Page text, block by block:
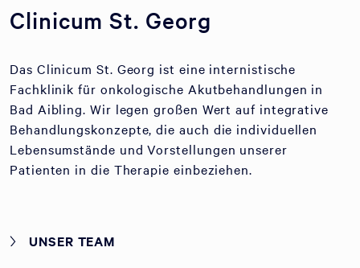
Clinicum St. Georg
Das Clinicum St. Georg ist eine internistische
Fachklinik für onkologische Akutbehandlungen in
Bad Aibling. Wir legen großen Wert auf integrative
Behandlungskonzepte, die auch die individuellen
Lebensumstände und Vorstellungen unserer
Patienten in die Therapie einbeziehen.
UNSER TEAM